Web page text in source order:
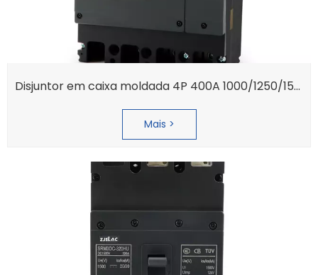
Disjuntor em caixa moldada 4P 400A 1000/1250/1500 MCCB Hyundai
Mais >